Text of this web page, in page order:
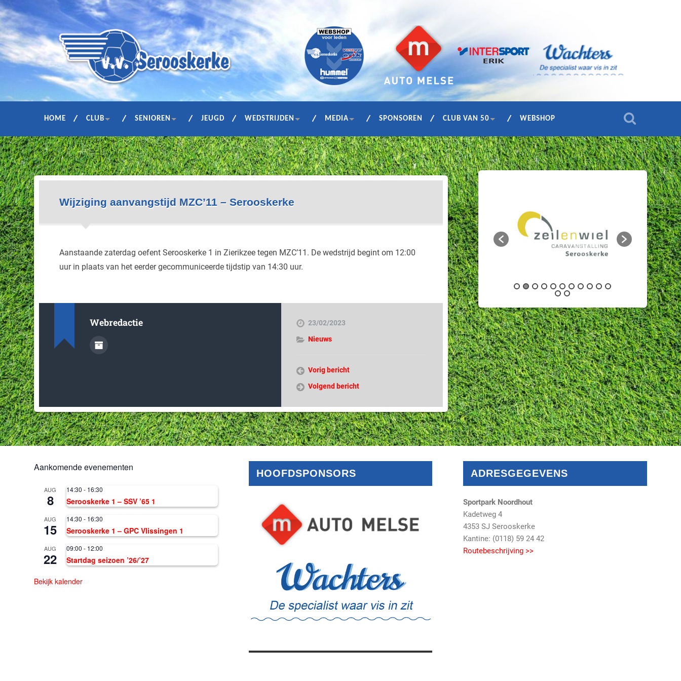
HOME CLUB SENIOREN JEUGD WEDSTRIJDEN MEDIA SPONSOREN CLUB VAN 50 WEBSHOP
Wijziging aanvangstijd MZC’11 – Serooskerke
Aanstaande zaterdag oefent Serooskerke 1 in Zierikzee tegen MZC’11. De wedstrijd begint om 12:00
uur in plaats van het eerder gecommuniceerde tijdstip van 14:30 uur.
Webredactie
23/02/2023
Nieuws
Vorig bericht
Volgend bericht
Aankomende evenementen
AUG
8
14:30 - 16:30
Serooskerke 1 – SSV ’65 1
AUG
15
14:30 - 16:30
Serooskerke 1 – GPC Vlissingen 1
AUG
22
09:00 - 12:00
Startdag seizoen ’26/’27
Bekijk kalender
HOOFDSPONSORS ADRESGEGEVENS
Sportpark Noordhout
Kadetweg 4
4353 SJ Serooskerke
Kantine: (0118) 59 24 42
Routebeschrijving >>